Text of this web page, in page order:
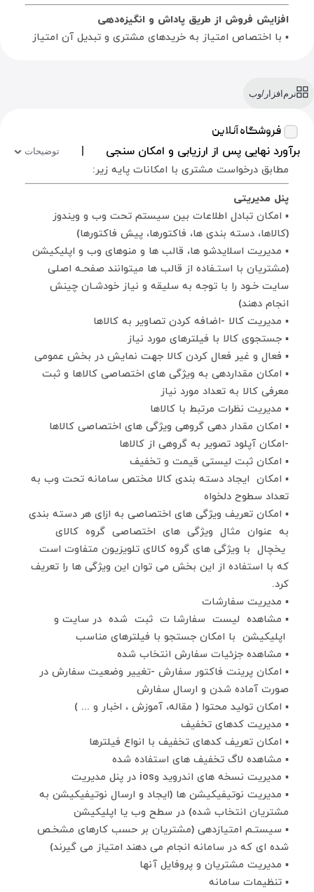
افزایش فروش از طریق پاداش و انگیزه‌دهی
▪ با اختصاص امتیاز به خریدهای مشتری و تبدیل آن امتیاز
▪ مشتریان را می‌توان بر اساس امتیاز در گروه‌های مختلف
قرار داد: مثل مشتریان وفادار، جدید، کم‌فعال یا در معرض
ریزش. این دسته‌بندی کمک می‌کند بازاریابی دقیق‌تری انجام
شود.
برنامه‌ریزی بهتر برای تبلیغات و پیشنهادها
▪ با دانستن اینکه کدام مشتریان سودآورترند، می‌توان
پیشنهادها، تخفیف‌ها و کمپین‌های تبلیغاتی را به شکل
هدفمند و شخصی‌سازی‌شده ارائه کرد.
افزایش رضایت و تعامل با مشتریان
▪ وقتی مشتری احساس کند به خاطر خریدهایش پاداش
می‌گیرد، حس ارزشمندی بیشتری پیدا می‌کند و این موضوع
باعث تقویت ارتباط عاطفی با برند می‌شود.
در نرم‌افزار کارما، سیستم امتیازدهی به مشتریان می‌تواند
به‌صورت خودکار، با ثبت هر خرید، تعامل یا تراکنش، امتیاز
مربوط به مشتری را محاسبه و ذخیره کند. سپس بر اساس
مجموع امتیازها، گزارش‌هایی از مشتریان برتر، پیشنهادهای
وفاداری و آفرهای ویژه به‌صورت خودکار پیشنهاد یا ارسال
شود.
نرم‌افزار/وب
فروشگاه آنلاین
برآورد نهایی پس از ارزیابی و امکان سنجی | توضیحات
مطابق درخواست مشتری با امکانات پایه زیر:
پنل مدیریتی
▪ امکان تبادل اطلاعات بین سیستم تحت وب و ویندوز
(کالاها، دسته بندی ها، فاکتورها، پیش فاکتورها)
▪ مدیریت اسلایدشو ها، قالب ها و منوهای وب و اپلیکیشن
(مشتریان با استـفاده از قالب ها میتوانند صفحـه اصلی
سایت خـود را با توجه به سلیقه و نیاز خودشـان چینش
انجام دهند)
▪ مدیریت کالا -اضافه کردن تصاویر به کالاها
▪ جستجوی کالا با فیلترهای مورد نیاز
▪ فعال و غیر فعال کردن کالا جهت نمایش در بخش عمومی
▪ امکان مقداردهی به ویژگی های اختصاصی کالاها و ثبت
معرفی کالا به تعداد مورد نیاز
▪ مدیریت نظرات مرتبط با کالاها
▪ امکان مقدار دهی گروهی ویژگی های اختصاصی کالاها
-امکان آپلود تصویر به گروهی از کالاها
▪ امکان ثبت لیستی قیمت و تخفیف
▪ امکان ایجاد دسته بندی کالا مختص سامانه تحت وب به
تعداد سطوح دلخواه
▪ امکان تعریف ویژگی های اختصاصی به ازای هر دسته بندی
به عنوان مثال ویژگی های اختصاصی گروه کالای
یخچال با ویژگی های گروه کالای تلویزیون متفاوت است
که با استفاده از این بخش می توان این ویژگی ها را تعریف
کرد.
▪ مدیریت سفارشات
▪ مشاهده لیست سفارشا ت ثبت شده در سایت و
اپلیکیشن با امکان جستجو با فیلترهای مناسب
▪ مشاهده جزئیات سفارش انتخاب شده
▪ امکان پرینت فاکتور سفارش -تغییر وضعیت سفارش در
صورت آماده شدن و ارسال سفارش
▪ امکان تولید محتوا ( مقاله، آموزش ، اخبار و ... )
▪ مدیریت کدهای تخفیف
▪ امکان تعریف کدهای تخفیف با انواع فیلترها
▪ مشاهده لاگ تخفیف های استفاده شده
▪ مدیریت نسخه های اندروید وios در پنل مدیریت
▪ مدیریت نوتیفیکیشن ها (ایجاد و ارسال نوتیفیکیشن به
مشتریان انتخاب شده) در سطح وب یا اپلیکیشن
▪ سیستـم امتیازدهی (مشتریان بر حسب کارهای مشخـص
شده ای که در سامانه انجام می دهند امتیاز می گیرند)
▪ مدیریت مشتریان و پروفایل آنها
▪ تنظیمات سامانه